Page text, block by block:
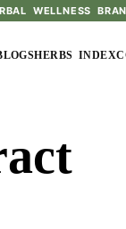
WELLNESS
HERBS INDEX